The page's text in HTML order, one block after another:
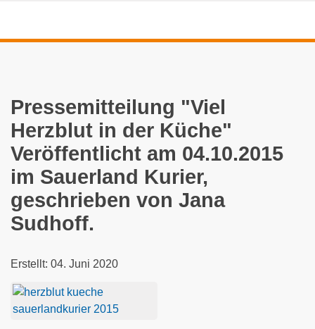
Pressemitteilung "Viel
Herzblut in der Küche"
Veröffentlicht am 04.10.2015
im Sauerland Kurier,
geschrieben von Jana
Sudhoff.
Details
Erstellt: 04. Juni 2020